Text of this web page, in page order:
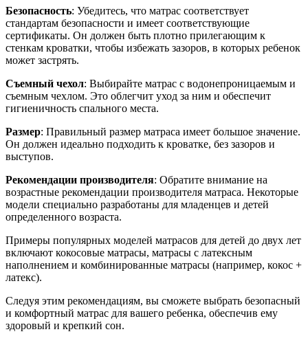
Безопасность: Убедитесь, что матрас соответствует
стандартам безопасности и имеет соответствующие
сертификаты. Он должен быть плотно прилегающим к
стенкам кроватки, чтобы избежать зазоров, в которых ребенок
может застрять.
Съемный чехол: Выбирайте матрас с водонепроницаемым и
съемным чехлом. Это облегчит уход за ним и обеспечит
гигиеничность спального места.
Размер: Правильный размер матраса имеет большое значение.
Он должен идеально подходить к кроватке, без зазоров и
выступов.
Рекомендации производителя: Обратите внимание на
возрастные рекомендации производителя матраса. Некоторые
модели специально разработаны для младенцев и детей
определенного возраста.
Примеры популярных моделей матрасов для детей до двух лет
включают кокосовые матрасы, матрасы с латексным
наполнением и комбинированные матрасы (например, кокос +
латекс).
Следуя этим рекомендациям, вы сможете выбрать безопасный
и комфортный матрас для вашего ребенка, обеспечив ему
здоровый и крепкий сон.